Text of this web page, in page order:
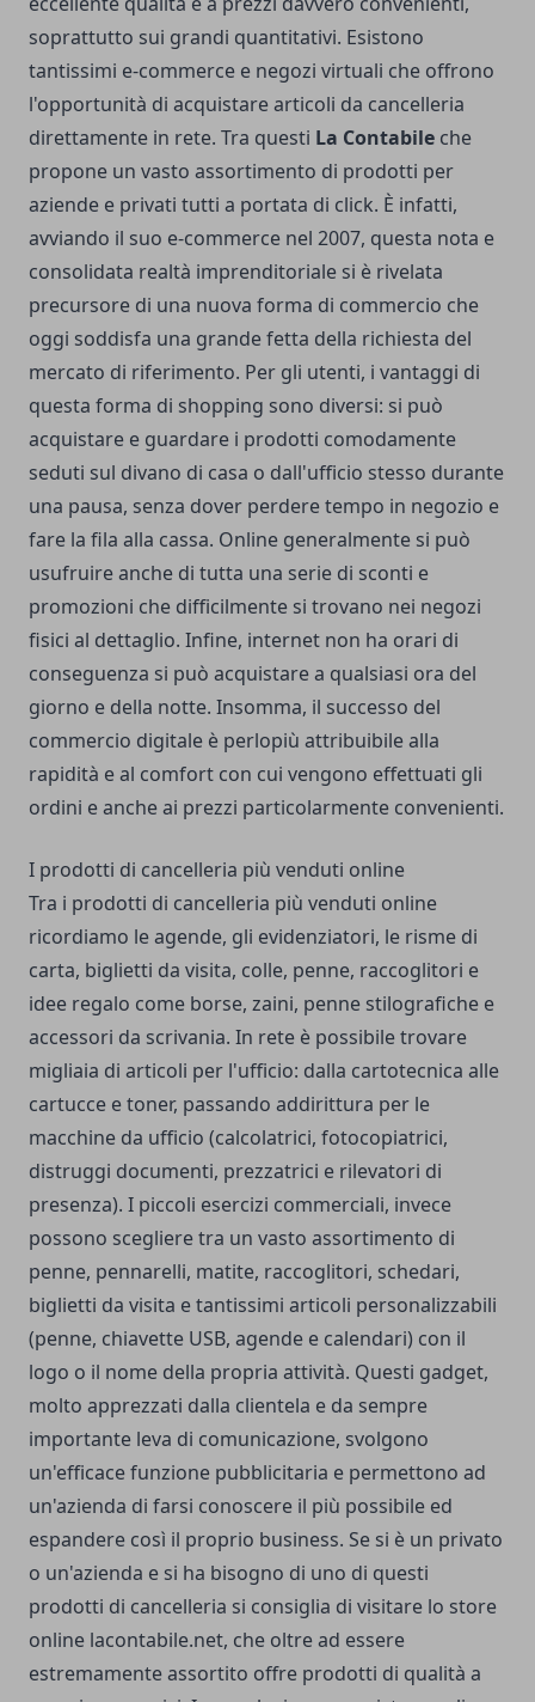
soprattutto sui grandi quantitativi. Esistono
tantissimi e-commerce e negozi virtuali che offrono
l'opportunità di acquistare articoli da cancelleria
direttamente in rete. Tra questi La Contabile che
propone un vasto assortimento di prodotti per
aziende e privati tutti a portata di click. È infatti,
avviando il suo e-commerce nel 2007, questa nota e
consolidata realtà imprenditoriale si è rivelata
precursore di una nuova forma di commercio che
oggi soddisfa una grande fetta della richiesta del
mercato di riferimento. Per gli utenti, i vantaggi di
questa forma di shopping sono diversi: si può
acquistare e guardare i prodotti comodamente
seduti sul divano di casa o dall'ufficio stesso durante
una pausa, senza dover perdere tempo in negozio e
fare la fila alla cassa. Online generalmente si può
usufruire anche di tutta una serie di sconti e
promozioni che difficilmente si trovano nei negozi
fisici al dettaglio. Infine, internet non ha orari di
conseguenza si può acquistare a qualsiasi ora del
giorno e della notte. Insomma, il successo del
commercio digitale è perlopiù attribuibile alla
rapidità e al comfort con cui vengono effettuati gli
ordini e anche ai prezzi particolarmente convenienti.
I prodotti di cancelleria più venduti online
Tra i prodotti di cancelleria più venduti online
ricordiamo le agende, gli evidenziatori, le risme di
carta, biglietti da visita, colle, penne, raccoglitori e
idee regalo come borse, zaini, penne stilografiche e
accessori da scrivania. In rete è possibile trovare
migliaia di articoli per l'ufficio: dalla cartotecnica alle
cartucce e toner, passando addirittura per le
macchine da ufficio (calcolatrici, fotocopiatrici,
distruggi documenti, prezzatrici e rilevatori di
presenza). I piccoli esercizi commerciali, invece
possono scegliere tra un vasto assortimento di
penne, pennarelli, matite, raccoglitori, schedari,
biglietti da visita e tantissimi articoli personalizzabili
(penne, chiavette USB, agende e calendari) con il
logo o il nome della propria attività. Questi gadget,
molto apprezzati dalla clientela e da sempre
importante leva di comunicazione, svolgono
un'efficace funzione pubblicitaria e permettono ad
un'azienda di farsi conoscere il più possibile ed
espandere così il proprio business. Se si è un privato
o un'azienda e si ha bisogno di uno di questi
prodotti di cancelleria si consiglia di visitare lo store
online lacontabile.net, che oltre ad essere
estremamente assortito offre prodotti di qualità a